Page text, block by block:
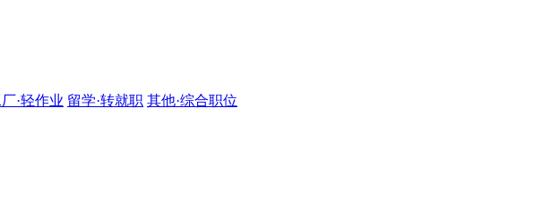
·轻作业 留学·转就职 其他·综合职位